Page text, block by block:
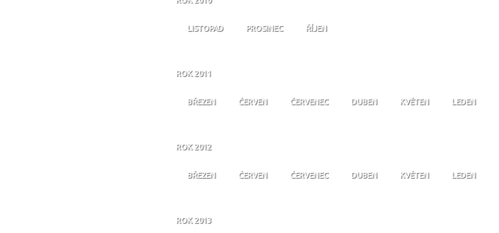
LISTOPAD PROSINEC ŘÍJEN
ROK 2011
BŘEZEN ČERVEN ČERVENEC DUBEN KVĚTEN LEDEN
ROK 2012
BŘEZEN ČERVEN ČERVENEC DUBEN KVĚTEN LEDEN
ROK 2013